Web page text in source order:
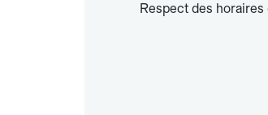
Respect des horaires